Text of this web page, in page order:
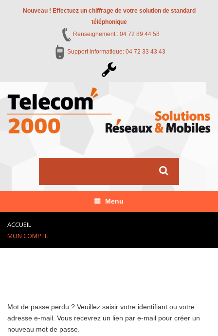
Nouveau ! Effectuez un chiffrage de votre solution de standard
téléphonique
Renseignement : 04 72 89 44 58
Support informatique: 04 72 33 43 43
Menu
ACCUEIL
MON COMPTE
Mot de passe perdu ? Veuillez saisir votre identifiant ou votre
adresse e-mail. Vous recevrez un lien par e-mail pour créer un
nouveau mot de passe.